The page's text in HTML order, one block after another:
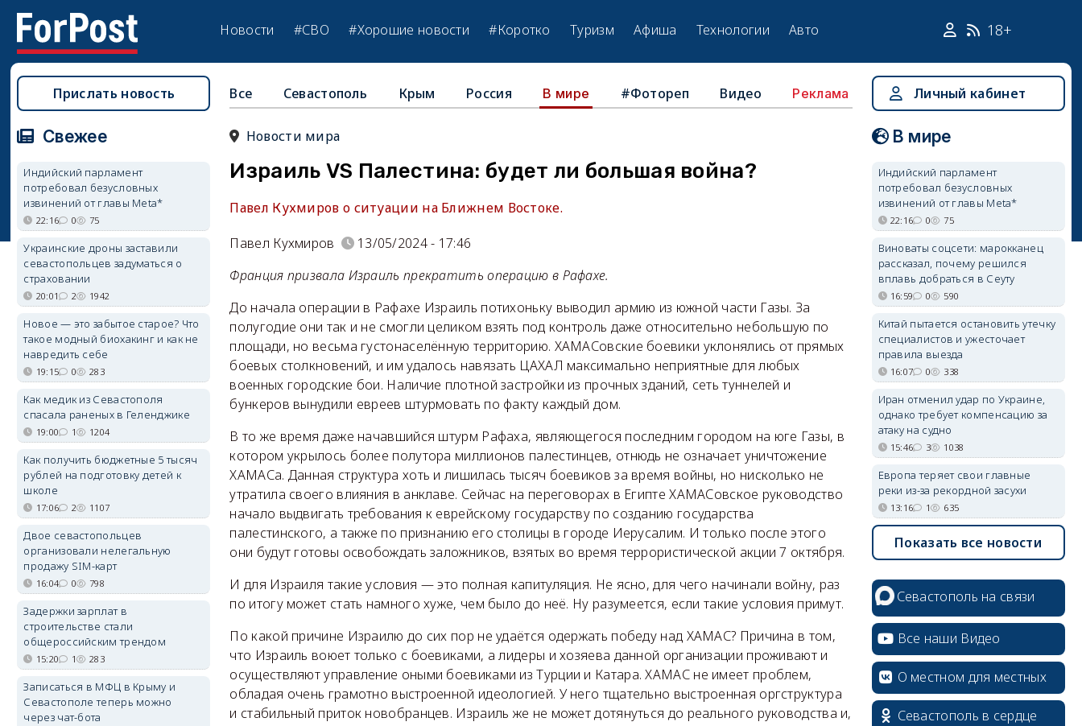
Новости #СВО #Хорошие новости #Коротко Туризм Афиша Технологии Авто 18+
Все Севастополь Крым Россия В мире #Фотореп Видео Реклама
Новости мира
Израиль VS Палестина: будет ли большая война?
Павел Кухмиров о ситуации на Ближнем Востоке.
Павел Кухмиров
13/05/2024 - 17:46
Франция призвала Израиль прекратить операцию в Рафахе.
До начала операции в Рафахе Израиль потихоньку выводил армию из южной части Газы. За
полугодие они так и не смогли целиком взять под контроль даже относительно небольшую по
площади, но весьма густонаселённую территорию. ХАМАСовские боевики уклонялись от прямых
боевых столкновений, и им удалось навязать ЦАХАЛ максимально неприятные для любых
военных городские бои. Наличие плотной застройки из прочных зданий, сеть туннелей и
бункеров вынудили евреев штурмовать по факту каждый дом.
В то же время даже начавшийся штурм Рафаха, являющегося последним городом на юге Газы, в
котором укрылось более полутора миллионов палестинцев, отнюдь не означает уничтожение
ХАМАСа. Данная структура хоть и лишилась тысяч боевиков за время войны, но нисколько не
утратила своего влияния в анклаве. Сейчас на переговорах в Египте ХАМАСовское руководство
начало выдвигать требования к еврейскому государству по созданию государства
палестинского, а также по признанию его столицы в городе Иерусалим. И только после этого
они будут готовы освобождать заложников, взятых во время террористической акции 7 октября.
И для Израиля такие условия — это полная капитуляция. Не ясно, для чего начинали войну, раз
по итогу может стать намного хуже, чем было до неё. Ну разумеется, если такие условия примут.
По какой причине Израилю до сих пор не удаётся одержать победу над ХАМАС? Причина в том,
что Израиль воюет только с боевиками, а лидеры и хозяева данной организации проживают и
осуществляют управление оными боевиками из Турции и Катара. ХАМАС не имеет проблем,
обладая очень грамотно выстроенной идеологией. У него тщательно выстроенная оргструктура
и стабильный приток новобранцев. Израиль же не может дотянуться до реального руководства и,
Прислать новость
Свежее
Индийский парламент
потребовал безусловных
извинений от главы Meta*
22:16 0 75
Украинские дроны заставили
севастопольцев задуматься о
страховании
20:01 2 1942
Новое — это забытое старое? Что
такое модный биохакинг и как не
навредить себе
19:15 0 283
Как медик из Севастополя
спасала раненых в Геленджике
19:00 1 1204
Как получить бюджетные 5 тысяч
рублей на подготовку детей к
школе
17:06 2 1107
Двое севастопольцев
организовали нелегальную
продажу SIM-карт
16:04 0 798
Задержки зарплат в
строительстве стали
общероссийским трендом
15:20 1 283
Записаться в МФЦ в Крыму и
Севастополе теперь можно
через чат-бота
Личный кабинет
В мире
Индийский парламент
потребовал безусловных
извинений от главы Meta*
22:16 0 75
Виноваты соцсети: марокканец
рассказал, почему решился
вплавь добраться в Сеуту
16:59 0 590
Китай пытается остановить утечку
специалистов и ужесточает
правила выезда
16:07 0 338
Иран отменил удар по Украине,
однако требует компенсацию за
атаку на судно
15:46 3 1038
Европа теряет свои главные
реки из-за рекордной засухи
13:16 1 635
Показать все новости
Севастополь на связи
Все наши Видео
О местном для местных
Севастополь в сердце